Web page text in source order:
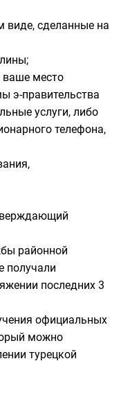
виде, сделанные на
место
э-правительства
услуги, либо
телефона,
районной
получали
последних 3
официальных
можно
турецкой